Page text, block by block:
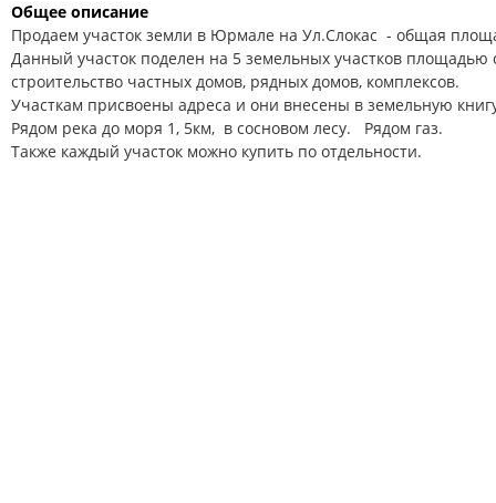
Общее описание
Продаем участок земли в Юрмале на Ул.Слокас - общая
Данный участок поделен на 5 земельных участков площадью
строительство частных домов, рядных домов, комплексов.
Участкам присвоены адреса и они внесены в земельную
Рядом река до моря 1, 5км, в сосновом лесу. Рядом газ.
Также каждый участок можно купить по отдельности.